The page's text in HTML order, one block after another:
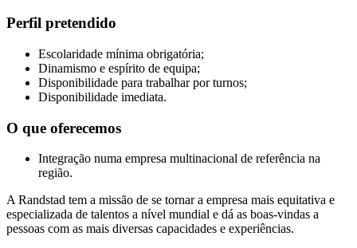
Perfil pretendido
Escolaridade mínima obrigatória;
Dinamismo e espírito de equipa;
Disponibilidade para trabalhar por turnos;
Disponibilidade imediata.
O que oferecemos
Integração numa empresa multinacional de referência na
região.
A Randstad tem a missão de se tornar a empresa mais equitativa e
especializada de talentos a nível mundial e dá as boas-vindas a
pessoas com as mais diversas capacidades e experiências.